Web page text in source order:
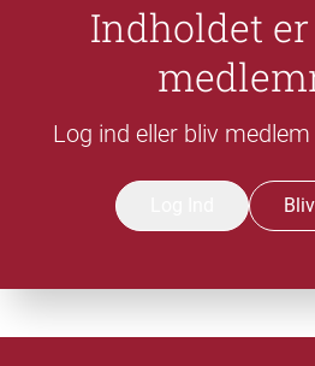
Indholdet
Log ind eller bliv